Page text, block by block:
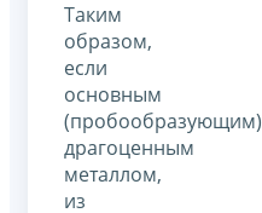
Таким
образом,
если
основным
(пробообразующим)
драгоценным
металлом,
из